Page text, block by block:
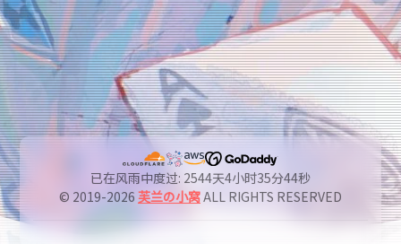
已在风雨中度过: 2544天4小时35分45秒
© 2019-2026 芙兰の小窝ALL RIGHTS RESERVED